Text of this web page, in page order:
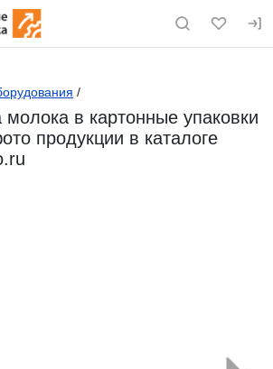
по сайту eqinfo.ru
/
в картонные упаковки
продукции в каталоге